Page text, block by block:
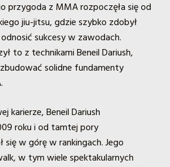
przygoda z MMA rozpoczęła się od
jiu-jitsu, gdzie szybko zdobył
sukcesy w zawodach.
to z technikami Beneil Dariush,
solidne fundamenty
karierze, Beneil Dariush
roku i od tamtej pory
się w górę w rankingach. Jego
w tym wiele spektakularnych